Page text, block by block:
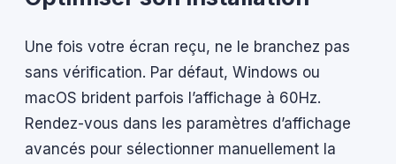
Une fois votre écran reçu, ne le branchez pas
sans vérification. Par défaut, Windows ou
macOS brident parfois l’affichage à 60Hz.
Rendez-vous dans les paramètres d’affichage
avancés pour sélectionner manuellement la